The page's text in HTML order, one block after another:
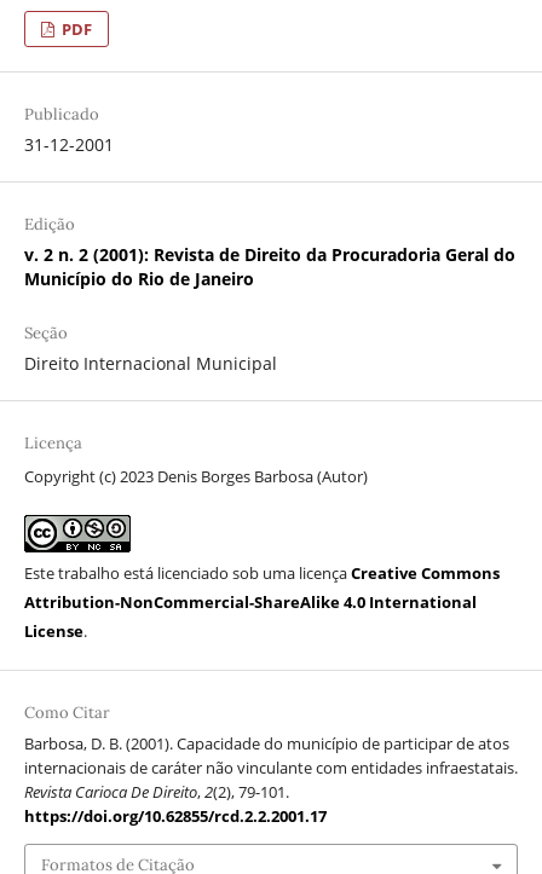
PDF
Publicado
31-12-2001
Edição
v. 2 n. 2 (2001): Revista de Direito da Procuradoria Geral do
Município do Rio de Janeiro
Seção
Direito Internacional Municipal
Licença
Copyright (c) 2023 Denis Borges Barbosa (Autor)
Este trabalho está licenciado sob uma licençaCreative Commons
Attribution-NonCommercial-ShareAlike 4.0 International
License.
Como Citar
Barbosa, D. B. (2001). Capacidade do município de participar de atos
internacionais de caráter não vinculante com entidades infraestatais.
Revista Carioca De Direito,2(2), 79-101.
https://doi.org/10.62855/rcd.2.2.2001.17
Formatos de Citação